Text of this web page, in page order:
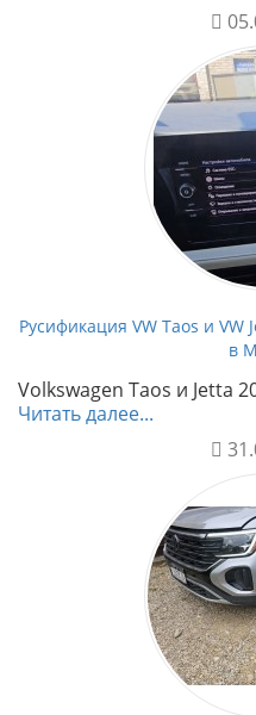
Русификация VW Taos и VW
в
Volkswagen Taos и Jetta
Читать далее...